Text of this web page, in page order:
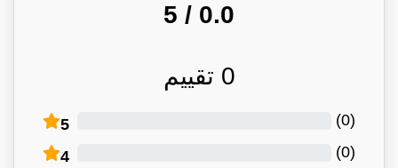
0.0
/ 5
0 تقييم
5 (
0
)
4 (
0
)